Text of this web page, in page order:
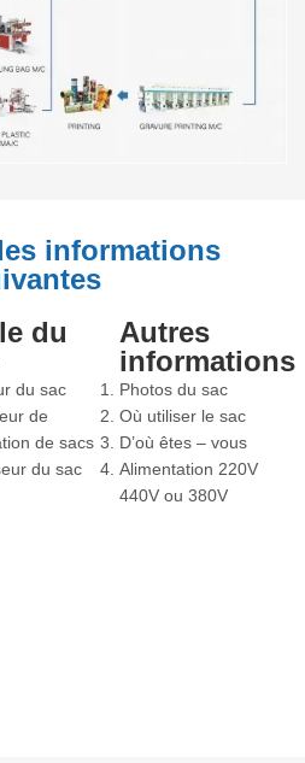
informations
du
du sac
de
de sacs
du sac
Autres
informations
Photos du sac
Où utiliser le sac
D’où êtes – vous
Alimentation 220V
440V ou 380V